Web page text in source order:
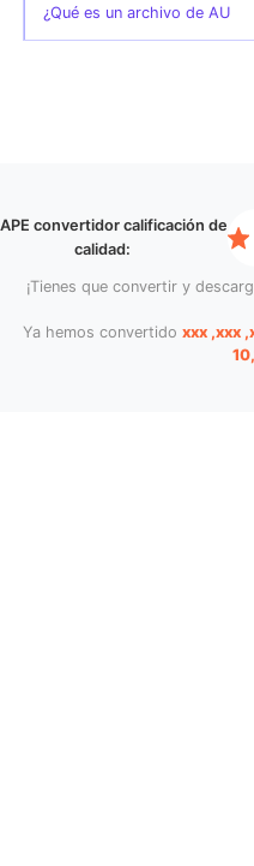
¿Qué es un archivo de AU
APE convertidor calificación de
calidad:
¡Tienes que convertir y
Ya hemos convertido xxx ,xxx